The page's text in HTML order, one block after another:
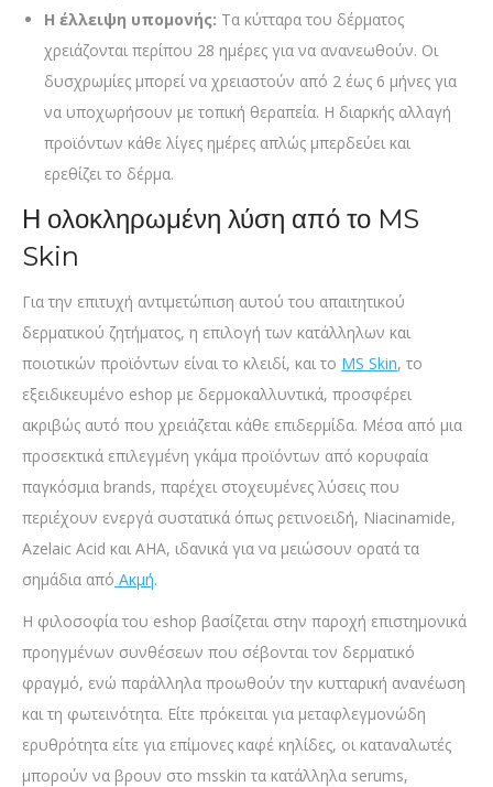
Η έλλειψη υπομονής: Τα κύτταρα του δέρματος
χρειάζονται περίπου 28 ημέρες για να ανανεωθούν. Οι
δυσχρωμίες μπορεί να χρειαστούν από 2 έως 6 μήνες για
να υποχωρήσουν με τοπική θεραπεία. Η διαρκής αλλαγή
προϊόντων κάθε λίγες ημέρες απλώς μπερδεύει και
ερεθίζει το δέρμα.
Η ολοκληρωμένη λύση από το MS
Skin
Για την επιτυχή αντιμετώπιση αυτού του απαιτητικού
δερματικού ζητήματος, η επιλογή των κατάλληλων και
ποιοτικών προϊόντων είναι το κλειδί, και το MS Skin, το
εξειδικευμένο eshop με δερμοκαλλυντικά, προσφέρει
ακριβώς αυτό που χρειάζεται κάθε επιδερμίδα. Μέσα από μια
προσεκτικά επιλεγμένη γκάμα προϊόντων από κορυφαία
παγκόσμια brands, παρέχει στοχευμένες λύσεις που
περιέχουν ενεργά συστατικά όπως ρετινοειδή, Niacinamide,
Azelaic Acid και AHA, ιδανικά για να μειώσουν ορατά τα
σημάδια από Ακμή.
Η φιλοσοφία του eshop βασίζεται στην παροχή επιστημονικά
προηγμένων συνθέσεων που σέβονται τον δερματικό
φραγμό, ενώ παράλληλα προωθούν την κυτταρική ανανέωση
και τη φωτεινότητα. Είτε πρόκειται για μεταφλεγμονώδη
ερυθρότητα είτε για επίμονες καφέ κηλίδες, οι καταναλωτές
μπορούν να βρουν στο msskin τα κατάλληλα serums,